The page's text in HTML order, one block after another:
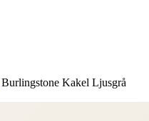
Burlingstone Kakel Ljusgrå